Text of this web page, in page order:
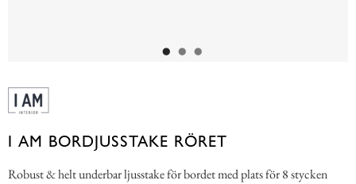
I AM BORDJUSSTAKE RÖRET
Robust & helt underbar ljusstake för bordet med plats för 8 stycken